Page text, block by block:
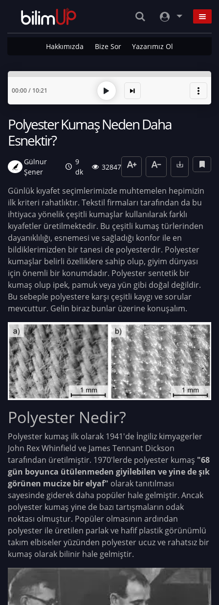
Hakkımızda Bize Sor Yazarımız Ol
00:00/ 10:21
Polyester Kumaş Neden Daha
Esnektir?
Gülnur
Şener
9
dk
32847
Günlük kıyafet seçimlerimizde muhtemelen hepimizin
ilk kriteri rahatlıktır. Tekstil firmaları tarafından da bu
ihtiyaca yönelik çeşitli kumaşlar kullanılarak farklı
kıyafetler üretilmektedir. Bu çeşitli kumaş türlerinden
dayanıklılığı, esnemesi ve sağladığı konfor ile en
bildiklerimizden bir tanesi de polyesterdir. Polyester
kumaşlar belirli özelliklere sahip olup, giyim dünyası
için önemli bir konumdadır. Polyester sentetik bir
kumaş olup ipek, pamuk veya yün gibi doğal değildir.
Bu sebeple polyestere karşı çeşitli kaygı ve sorular
mevcuttur. Gelin biraz bunlar üzerine konuşalım.
Polyester Nedir?
Polyester kumaş ilk olarak 1941'de İngiliz kimyagerler
John Rex Whinfield ve James Tennant Dickson
tarafından üretilmiştir. 1970'lerde polyester kumaş "68
gün boyunca ütülenmeden giyilebilen ve yine de şık
görünen mucize bir elyaf" olarak tanıtılması
sayesinde giderek daha popüler hale gelmiştir. Ancak
polyester kumaş yine de bazı tartışmaların odak
noktası olmuştur. Popüler olmasının ardından
polyester ile üretilen parlak ve hafif plastik görünümlü
takım elbiseler yüzünden polyester ucuz ve rahatsız bir
kumaş olarak bilinir hale gelmiştir.